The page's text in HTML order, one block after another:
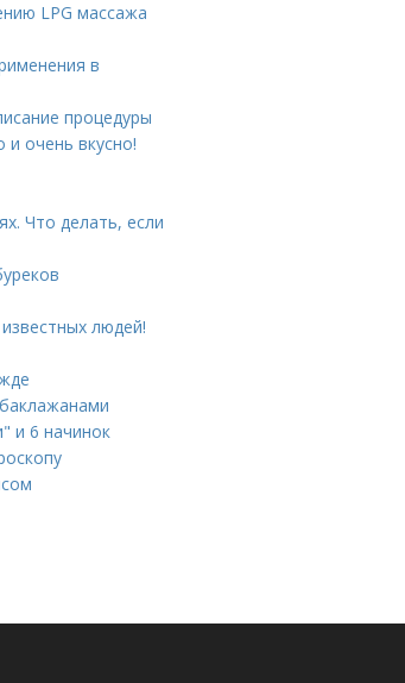
LPG массажа
в
процедуры
очень вкусно!
Что делать, если
людей!
и 6 начинок